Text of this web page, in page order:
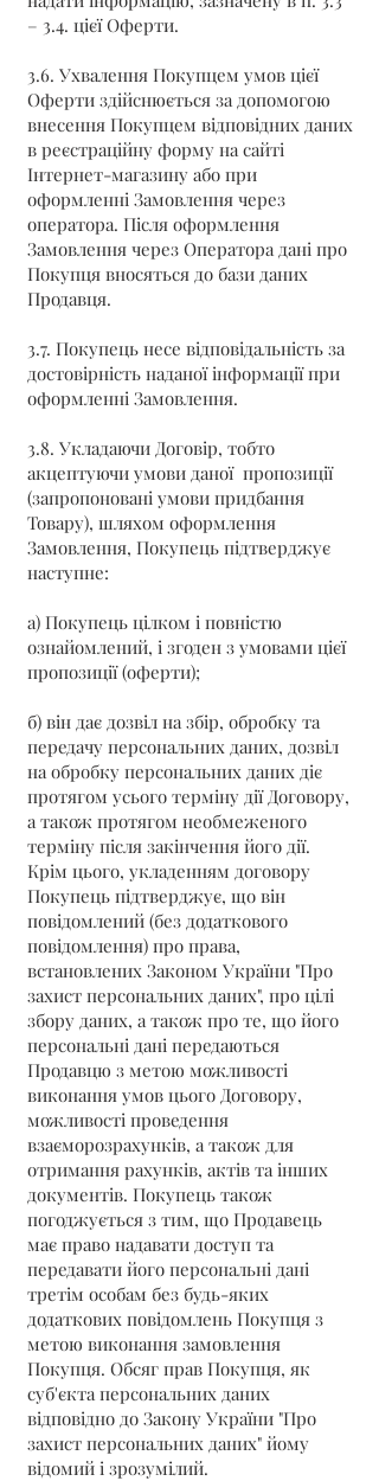
– 3.4. цієї Оферти.
3.6. Ухвалення Покупцем умов цієї
Оферти здійснюється за допомогою
внесення Покупцем відповідних даних
в реєстраційну форму на сайті
Інтернет-магазину або при
оформленні Замовлення через
оператора. Після оформлення
Замовлення через Оператора дані про
Покупця вносяться до бази даних
Продавця.
3.7. Покупець несе відповідальність за
достовірність наданої інформації при
оформленні Замовлення.
3.8. Укладаючи Договір, тобто
акцептуючи умови даної пропозиції
(запропоновані умови придбання
Товару), шляхом оформлення
Замовлення, Покупець підтверджує
наступне:
а) Покупець цілком і повністю
ознайомлений, і згоден з умовами цієї
пропозиції (оферти);
б) він дає дозвіл на збір, обробку та
передачу персональних даних, дозвіл
на обробку персональних даних діє
протягом усього терміну дії Договору,
а також протягом необмеженого
терміну після закінчення його дії.
Крім цього, укладенням договору
Покупець підтверджує, що він
повідомлений (без додаткового
повідомлення) про права,
встановлених Законом України "Про
захист персональних даних", про цілі
збору даних, а також про те, що його
персональні дані передаються
Продавцю з метою можливості
виконання умов цього Договору,
можливості проведення
взаєморозрахунків, а також для
отримання рахунків, актів та інших
документів. Покупець також
погоджується з тим, що Продавець
має право надавати доступ та
передавати його персональні дані
третім особам без будь-яких
додаткових повідомлень Покупця з
метою виконання замовлення
Покупця. Обсяг прав Покупця, як
суб'єкта персональних даних
відповідно до Закону України "Про
захист персональних даних" йому
відомий і зрозумілий.